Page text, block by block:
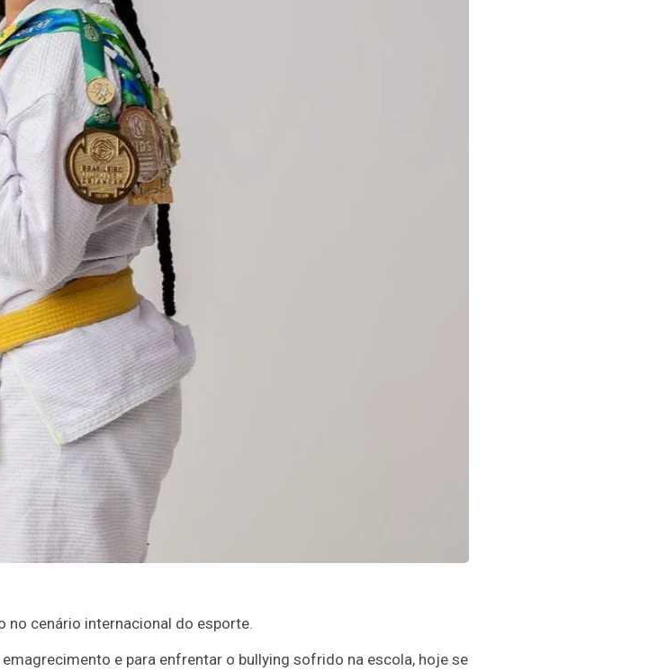
no cenário internacional do esporte.
e para enfrentar o bullying sofrido na escola, hoje se